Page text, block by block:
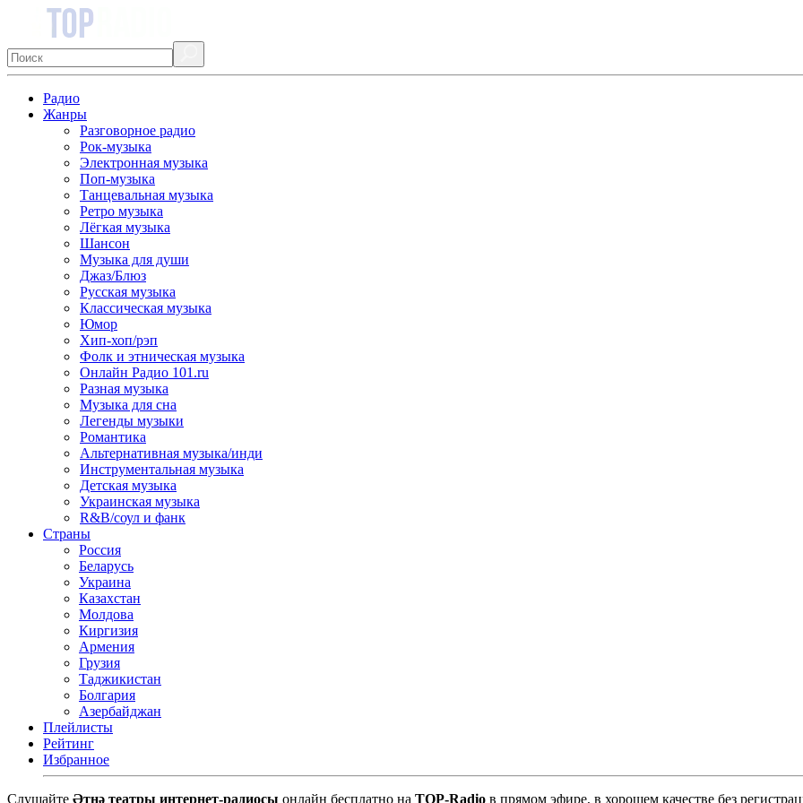
Радио
Жанры
Разговорное радио
Рок-музыка
Электронная музыка
Поп-музыка
Танцевальная музыка
Ретро музыка
Лёгкая музыка
Шансон
Музыка для души
Джаз/Блюз
Русская музыка
Классическая музыка
Юмор
Хип-хоп/рэп
Фолк и этническая музыка
Онлайн Радио 101.ru
Разная музыка
Музыка для сна
Легенды музыки
Романтика
Альтернативная музыка/инди
Инструментальная музыка
Детская музыка
Украинская музыка
R&B/cоул и фанк
Страны
Россия
Беларусь
Украина
Казахстан
Молдова
Киргизия
Армения
Грузия
Таджикистан
Болгария
Азербайджан
Плейлисты
Рейтинг
Избранное
Cлушайте Әтнә театры интернет-радиосы онлайн бесплатно на TOP-Radio в прямом эфире, в хорошем качестве без